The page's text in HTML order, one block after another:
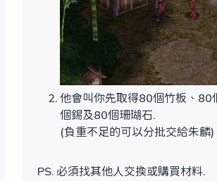
他會叫你先取得80個竹板、80
個錫及80個珊瑚石.
(負重不足的可以分批交給朱麟)
PS. 必須找其他人交換或購買材料.